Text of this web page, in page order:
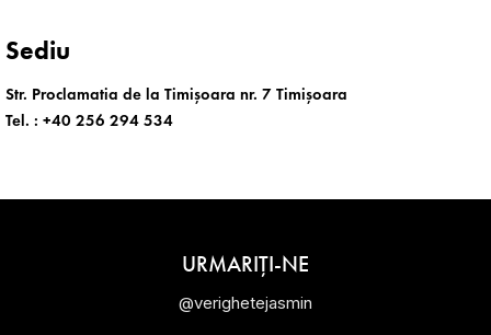
Sediu
Str. Proclamatia de la Timișoara nr. 7 Timișoara
Tel. : +40 256 294 534
URMARIȚI-NE
@verighetejasmin